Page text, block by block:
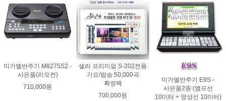
미가엘반주기 M8275S2 -
사은품(리모컨)
710,000원
셀라 프리미엄 S-202전용
가요/팝송 50,000곡
확장팩
700,000원
미가엘반주기 E9S -
사은품2종 (앰프선
10미터 + 영상선 10미터)